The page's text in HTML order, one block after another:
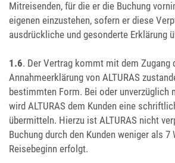
Mitreisenden, für die er die Buchung
eigenen einzustehen, sofern er diese
ausdrückliche und gesonderte Erklärung
1.6. Der Vertrag kommt mit dem Zugang
Annahmeerklärung von ALTURAS
bestimmten Form. Bei oder unverzüglich
wird ALTURAS dem Kunden eine
übermitteln. Hierzu ist ALTURAS nicht
Buchung durch den Kunden weniger als 7
Reisebeginn erfolgt.